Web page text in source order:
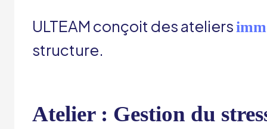
ULTEAM conçoit des ateliers
structure.
Atelier : Gestion du